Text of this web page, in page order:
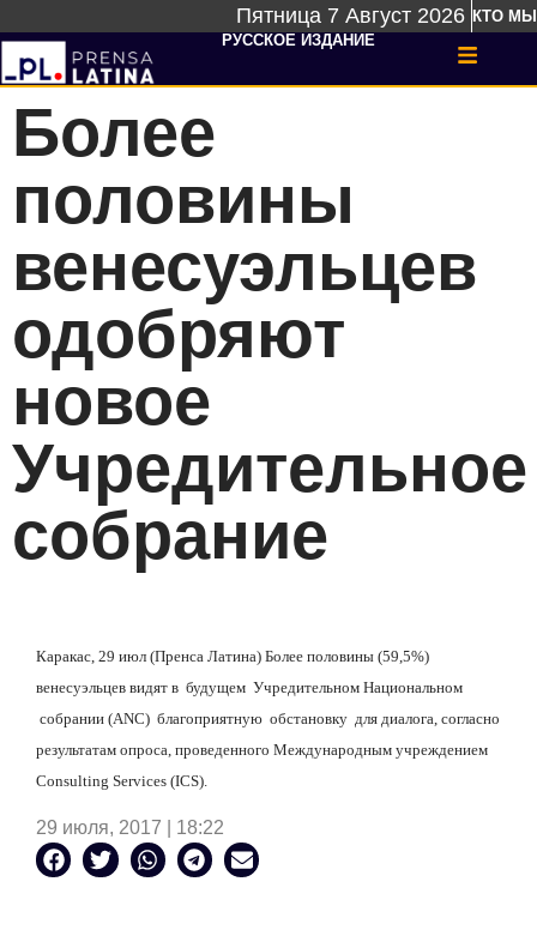
Пятница 7 Август 2026 КТО МЫ
РУССКОЕ ИЗДАНИЕ
Более
половины
венесуэльцев
одобряют
новое
Учредительное
собрание
Каракас, 29 июл (Пренса Латина) Более половины (59,5%)
венесуэльцев видят в будущем Учредительном Национальном
собрании (ANC) благоприятную обстановку для диалога, согласно
результатам опроса, проведенного Международным учреждением
Consulting Services (ICS).
29 июля, 2017 | 18:22